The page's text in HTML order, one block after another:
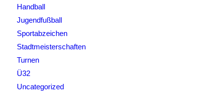
Handball
Jugendfußball
Sportabzeichen
Stadtmeisterschaften
Turnen
Ü32
Uncategorized